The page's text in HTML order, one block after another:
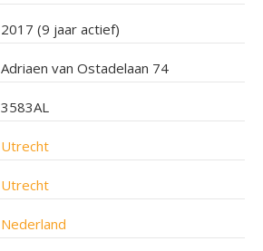
2017 (9 jaar actief)
Adriaen van Ostadelaan 74
3583AL
Utrecht
Utrecht
Nederland